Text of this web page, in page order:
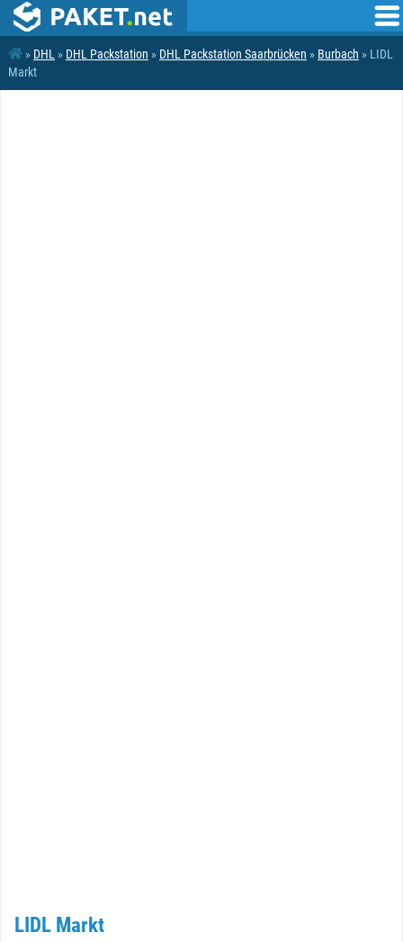
» DHL » DHL Packstation » DHL Packstation Saarbrücken » Burbach » LIDL
Markt
LIDL Markt